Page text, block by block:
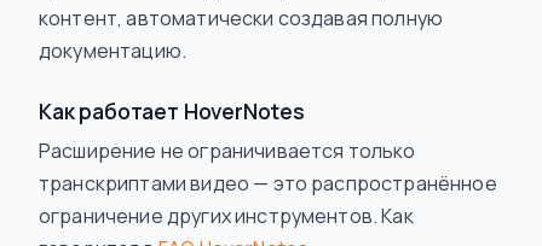
контент, автоматически создавая полную
документацию.
Как работает HoverNotes
Расширение не ограничивается только
транскриптами видео — это распространённое
ограничение других инструментов. Как